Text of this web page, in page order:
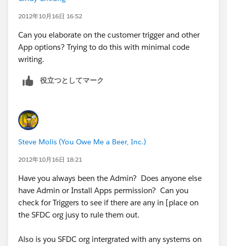
2012年10月16日 16:52
Can you elaborate on the customer trigger and other
App options? Trying to do this with minimal code
writing.
役立つとしてマーク
Steve Molis (You Owe Me a Beer, Inc.)
2012年10月16日 18:21
Have you always been the Admin? Does anyone else
have Admin or Install Apps permission? Can you
check for Triggers to see if there are any in [place on
the SFDC org jusy to rule them out.
Also is you SFDC org intergrated with any systems on